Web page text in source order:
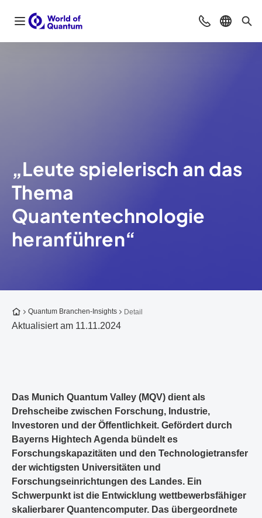
Navigation öffnen Beratung &
Sprache
„Leute spielerisch an das
Thema
Quantentechnologie
heranführen“
Zur Startseite
Quantum Branchen-Insights Detail
Aktualisiert am 11.11.2024
Das Munich Quantum Valley (MQV) dient als
Drehscheibe zwischen Forschung, Industrie,
Investoren und der Öffentlichkeit. Gefördert durch
Bayerns Hightech Agenda bündelt es
Forschungskapazitäten und den Technologietransfer
der wichtigsten Universitäten und
Forschungseinrichtungen des Landes. Ein
Schwerpunkt ist die Entwicklung wettbewerbsfähiger
skalierbarer Quantencomputer. Das übergeordnete